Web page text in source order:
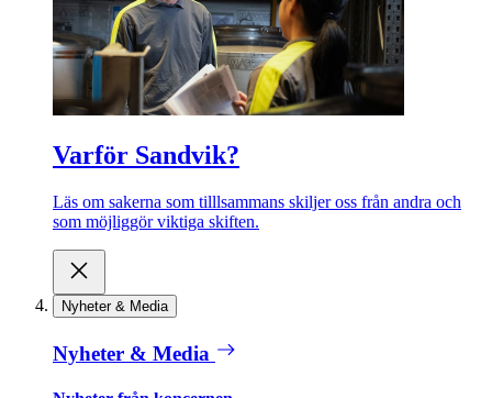
Varför Sandvik?
Läs om sakerna som tilllsammans skiljer oss från andra och
som möjliggör viktiga skiften.
Nyheter & Media
Nyheter & Media